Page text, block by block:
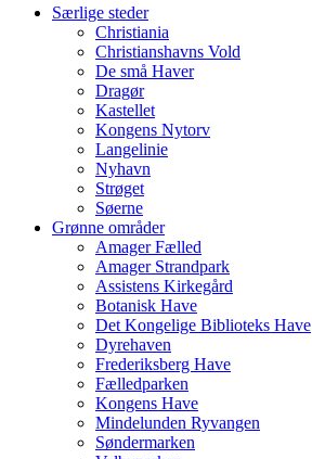
Særlige steder
Christiania
Christianshavns Vold
De små Haver
Dragør
Kastellet
Kongens Nytorv
Langelinie
Nyhavn
Strøget
Søerne
Grønne områder
Amager Fælled
Amager Strandpark
Assistens Kirkegård
Botanisk Have
Det Kongelige Biblioteks Have
Dyrehaven
Frederiksberg Have
Fælledparken
Kongens Have
Mindelunden Ryvangen
Søndermarken